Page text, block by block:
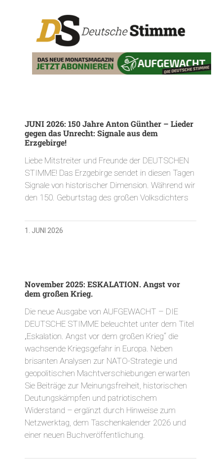
JUNI 2026: 150 Jahre Anton Günther – Lieder
gegen das Unrecht: Signale aus dem
Erzgebirge!
Liebe Mitstreiter und Freunde der DEUTSCHEN
STIMME! Das Erzgebirge sendet in diesen Tagen
Signale von historischer Dimension. Während wir
den 150. Geburtstag des großen Volksdichters
1. JUNI 2026
November 2025: ESKALATION. Angst vor
dem großen Krieg.
Die neue Ausgabe von AUFGEWACHT – DIE
DEUTSCHE STIMME beleuchtet unter dem Titel
„Eskalation. Angst vor dem großen Krieg“ die
wachsende Kriegsgefahr in Europa. Neben
brisanten Analysen zur NATO-Strategie und
geopolitischen Machtverschiebungen erwarten
Sie Beiträge zur Meinungsfreiheit, historischen
Deutungskämpfen und patriotischem
Widerstand – ergänzt durch Hinweise zum
Netzwerktag, dem Taschenkalender 2026 und
einer neuen Buchveröffentlichung.